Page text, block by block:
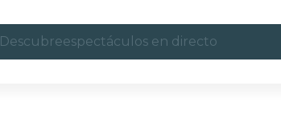
Descubreespectáculos en directo